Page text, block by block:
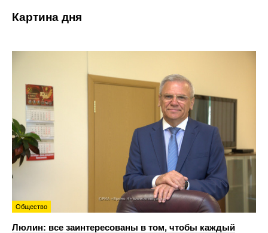
Картина дня
Общество
Люлин: все заинтересованы в том, чтобы каждый